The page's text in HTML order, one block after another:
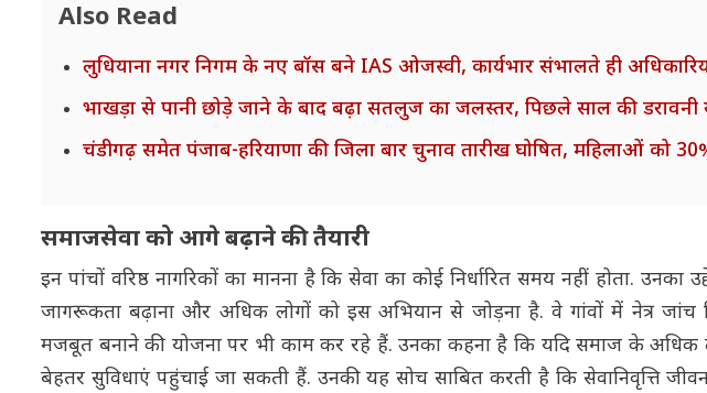
Also Read
लुधियाना नगर निगम के नए बॉस बने IAS ओजस्वी, कार्यभार संभालते ही
भाखड़ा से पानी छोड़े जाने के बाद बढ़ा सतलुज का जलस्तर, पिछले साल की डरावनी
चंडीगढ़ समेत पंजाब-हरियाणा की जिला बार चुनाव तारीख घोषित, महिलाओं को
समाजसेवा को आगे बढ़ाने की तैयारी
इन पांचों वरिष्ठ नागरिकों का मानना है कि सेवा का कोई निर्धारित समय नहीं होता. उनका
जागरूकता बढ़ाना और अधिक लोगों को इस अभियान से जोड़ना है. वे गांवों में नेत्र
मजबूत बनाने की योजना पर भी काम कर रहे हैं. उनका कहना है कि यदि समाज के
बेहतर सुविधाएं पहुंचाई जा सकती हैं. उनकी यह सोच साबित करती है कि सेवानिवृत्ति